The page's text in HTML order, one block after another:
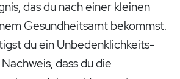
das du nach einer kleinen
Gesundheitsamt bekommst.
du ein Unbedenklichkeits-
dass du die